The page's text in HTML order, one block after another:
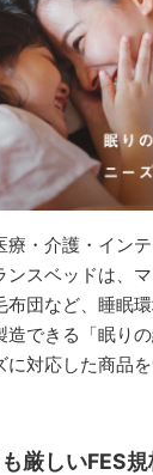
療・介護・イン
ンスベッドは、
布団など、睡眠
造できる「眠り
対応した商品
厳しいFES規